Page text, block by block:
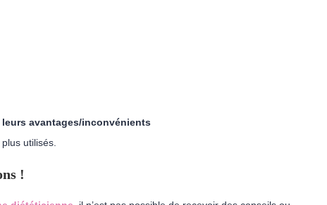
avantages/inconvénients
utilisés.
!